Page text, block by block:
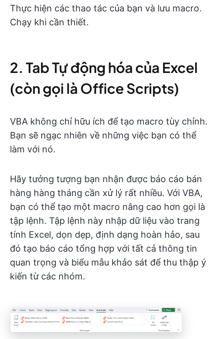
Thực hiện các thao tác của bạn và lưu macro.
Chạy khi cần thiết.
2. Tab Tự động hóa của Excel
(còn gọi là Office Scripts)
VBA không chỉ hữu ích để tạo macro tùy chỉnh.
Bạn sẽ ngạc nhiên về những việc bạn có thể
làm với nó.
Hãy tưởng tượng bạn nhận được báo cáo bán
hàng hàng tháng cần xử lý rất nhiều. Với VBA,
bạn có thể tạo một macro nâng cao hơn gọi là
tập lệnh. Tập lệnh này nhập dữ liệu vào trang
tính Excel, dọn dẹp, định dạng hoàn hảo, sau
đó tạo báo cáo tổng hợp với tất cả thông tin
quan trọng và biểu mẫu khảo sát để thu thập ý
kiến từ các nhóm.